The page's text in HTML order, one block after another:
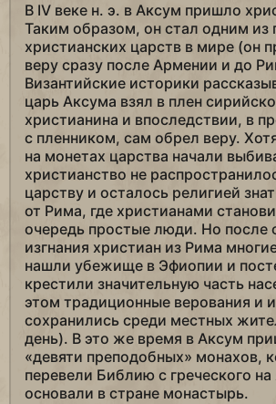
В IV веке н. э. в Аксум пришло
Таким образом, он стал одним из
христианских царств в мире (он
веру сразу после Армении и до
Византийские историки
царь Аксума взял в плен
христианина и впоследствии, в
с пленником, сам обрел веру.
на монетах царства начали
христианство не
царству и осталось религией
от Рима, где христианами
очередь простые люди. Но после
изгнания христиан из Рима
нашли убежище в Эфиопии и
крестили значительную часть
этом традиционные верования и
сохранились среди местных
день). В это же время в Аксум
«девяти преподобных» монахов,
перевели Библию с греческого на
основали в стране монастырь.